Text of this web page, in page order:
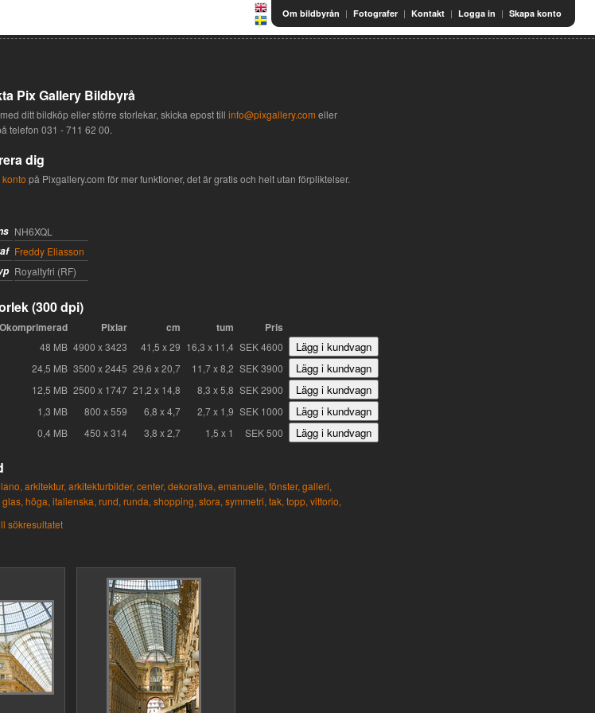
Om bildbyrån | Fotografer | Kontakt | Logga in | Skapa konto
Pix Gallery Bildbyrå
ditt bildköp eller större storlekar, skicka epost till info@pixgallery.com eller
telefon 031 - 711 62 00.
dig
på Pixgallery.com för mer funktioner, det är gratis och helt utan förpliktelser.
NH6XQL
Freddy Eliasson
Royaltyfri (RF)
(300 dpi)
Okomprimerad Pixlar cm tum Pris
48 MB 4900 x 3423 41,5 x 29 16,3 x 11,4 SEK 4600
24,5 MB 3500 x 2445 29,6 x 20,7 11,7 x 8,2 SEK 3900
12,5 MB 2500 x 1747 21,2 x 14,8 8,3 x 5,8 SEK 2900
1,3 MB 800 x 559 6,8 x 4,7 2,7 x 1,9 SEK 1000
0,4 MB 450 x 314 3,8 x 2,7 1,5 x 1 SEK 500
arkitektur, arkitekturbilder, center, dekorativa, emanuelle, fönster, galleri,
glas, höga, italienska, rund, runda, shopping, stora, symmetri, tak, topp, vittorio,
sökresultatet